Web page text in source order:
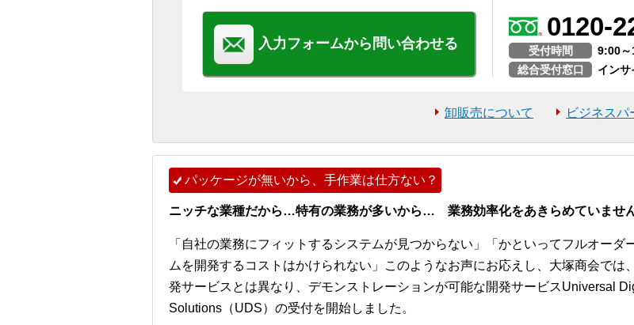
入力フォームから問い合わせる
0120-
受付時間
9:00～
総合受付窓口
イン
卸販売について ビジネス
パッケージが無いから、手作業は仕方ない？
ニッチな業種だから…特有の業務が多いから… 業務効率化をあきらめていませ
「自社の業務にフィットするシステムが見つからない」「かといってフルオーダ
ムを開発するコストはかけられない」このようなお声にお応えし、大塚商会では
発サービスとは異なり、デモンストレーションが可能な開発サービスUniversal
Solutions（UDS）の受付を開始しました。